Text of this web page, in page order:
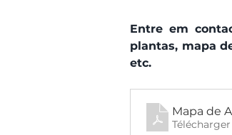
Entre em
plantas, mapa
etc.
Mapa de
Télécharger